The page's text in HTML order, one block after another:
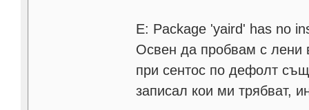
E: Package 'yaird' has no
Освен да пробвам с лени
при сентос по дефолт
записал кои ми трябват,